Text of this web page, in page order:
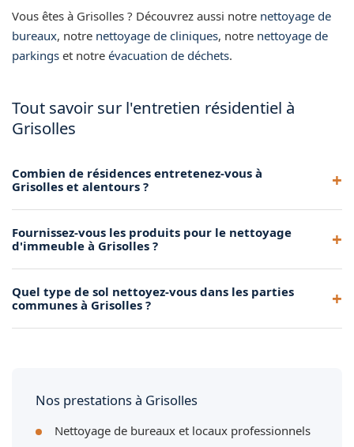
Vous êtes à Grisolles ? Découvrez aussi notre nettoyage de
bureaux, notre nettoyage de cliniques, notre nettoyage de
parkings et notre évacuation de déchets.
Tout savoir sur l'entretien résidentiel à
Grisolles
Combien de résidences entretenez-vous à
Grisolles et alentours ?
métropole toulousaine, dont plusieurs à Grisolles.
Fournissez-vous les produits pour le nettoyage
d'immeuble à Grisolles ?
nécessaires à l'entretien de votre immeuble à Grisolles.
Quel type de sol nettoyez-vous dans les parties
communes à Grisolles ?
Nos prestations à Grisolles
Nettoyage de bureaux et locaux professionnels